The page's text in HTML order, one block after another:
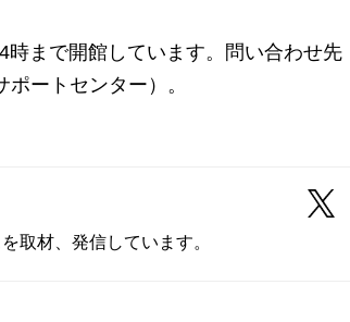
まで開館しています。問い合わせ先
ートセンター）。
取材、発信しています。